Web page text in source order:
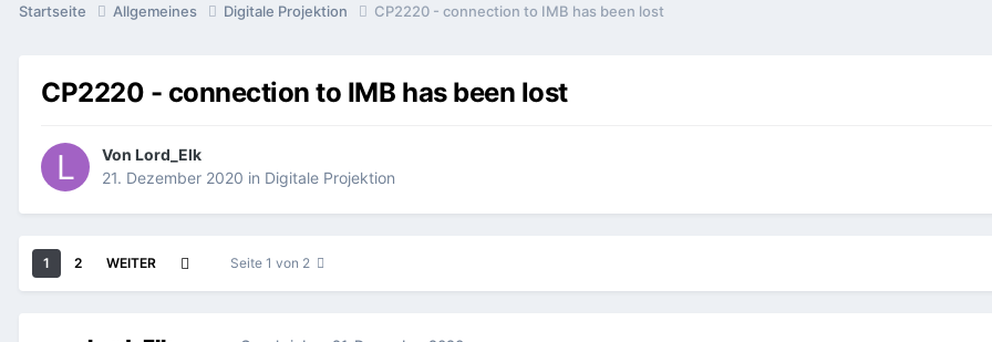
Startseite Allgemeines Digitale Projektion CP2220 - connection to IMB has been lost
CP2220 - connection to IMB has been lost
Von Lord_Elk
21. Dezember 2020 in Digitale Projektion
1 2 WEITER Seite 1 von 2